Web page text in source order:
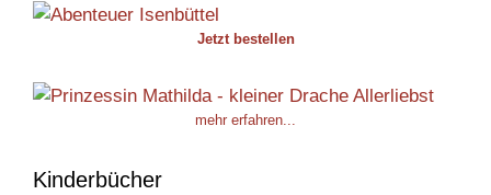
Jetzt bestellen
mehr erfahren...
Kinderbücher